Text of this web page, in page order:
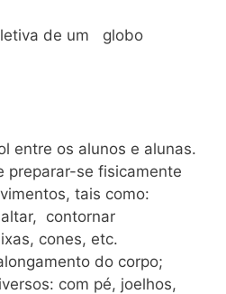
de um globo
entre os alunos e alunas.
preparar-se fisicamente
tais como:
contornar
cones, etc.
do corpo;
com pé, joelhos,